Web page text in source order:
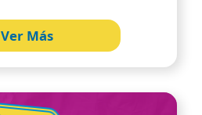
Ver Más